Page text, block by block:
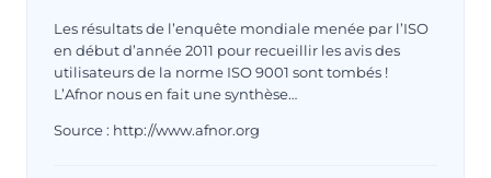
Les résultats de l’enquête mondiale menée par l’ISO
en début d’année 2011 pour recueillir les avis des
utilisateurs de la norme ISO 9001 sont tombés !
L’Afnor nous en fait une synthèse…
Source : http://www.afnor.org